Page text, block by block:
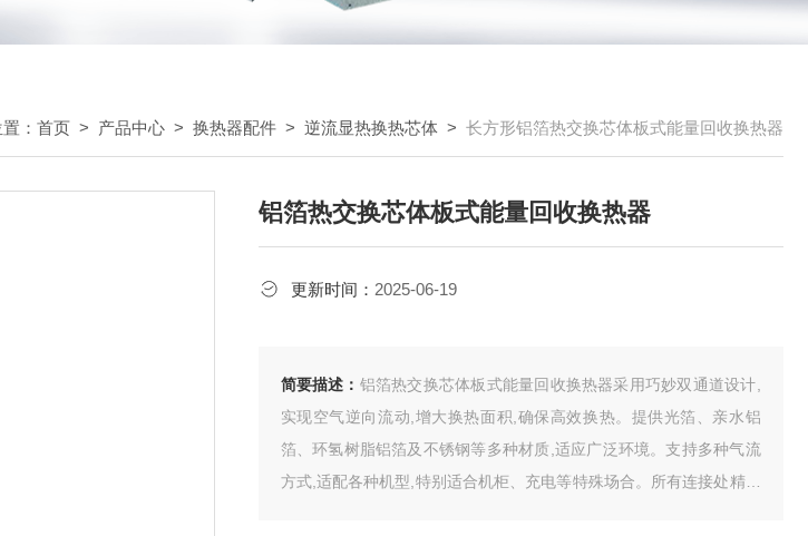
： 首页 > 产品中心 > 换热器配件 > 逆流显热换热芯体 > 长方形铝箔热交换芯体板式能量回收换热器
铝箔热交换芯体板式能量回收换热器
更新时间： 2025-06-19
简要描述： 铝箔热交换芯体板式能量回收换热器采用巧妙双通道设计,
实现空气逆向流动,增大换热面积,确保高效换热。提供光箔、亲水铝
箔、环氢树脂铝箔及不锈钢等多种材质,适应广泛环境。支持多种气流
方式,适配各种机型,特别适合机柜、充电等特殊场合。所有连接处精密